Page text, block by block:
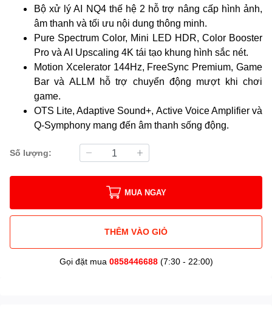
Bộ xử lý AI NQ4 thế hệ 2 hỗ trợ nâng cấp hình ảnh,
âm thanh và tối ưu nội dung thông minh.
Pure Spectrum Color, Mini LED HDR, Color Booster
Pro và AI Upscaling 4K tái tạo khung hình sắc nét.
Motion Xcelerator 144Hz, FreeSync Premium, Game
Bar và ALLM hỗ trợ chuyển động mượt khi chơi
game.
OTS Lite, Adaptive Sound+, Active Voice Amplifier và
Q-Symphony mang đến âm thanh sống động.
Số lượng:
MUA NGAY
THÊM VÀO GIỎ
Gọi đặt mua 0858446688(7:30 - 22:00)